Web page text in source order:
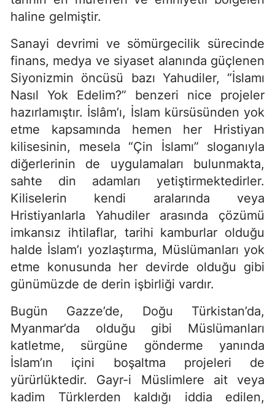
haline gelmiştir.
Sanayi devrimi ve sömürgecilik sürecinde
finans, medya ve siyaset alanında güçlenen
Siyonizmin öncüsü bazı Yahudiler, “İslamı
Nasıl Yok Edelim?” benzeri nice projeler
hazırlamıştır. İslâm’ı, İslam kürsüsünden yok
etme kapsamında hemen her Hristiyan
kilisesinin, mesela “Çin İslamı” sloganıyla
diğerlerinin de uygulamaları bulunmakta,
sahte din adamları yetiştirmektedirler.
Kiliselerin kendi aralarında veya
Hristiyanlarla Yahudiler arasında çözümü
imkansız ihtilaflar, tarihi kamburlar olduğu
halde İslam’ı yozlaştırma, Müslümanları yok
etme konusunda her devirde olduğu gibi
günümüzde de derin işbirliği vardır.
Bugün Gazze’de, Doğu Türkistan’da,
Myanmar’da olduğu gibi Müslümanları
katletme, sürgüne gönderme yanında
İslam’ın içini boşaltma projeleri de
yürürlüktedir. Gayr-i Müslimlere ait veya
kadim Türklerden kaldığı iddia edilen,